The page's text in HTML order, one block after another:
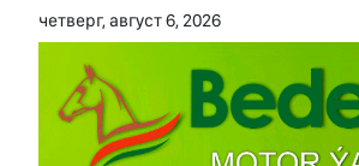
четверг, август 6, 2026